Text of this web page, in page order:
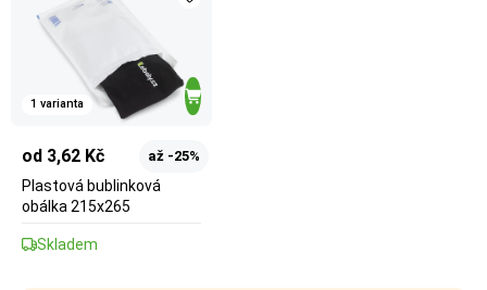
1 varianta
od 3,62 Kč až -25%
Plastová bublinková
obálka 215x265
Skladem